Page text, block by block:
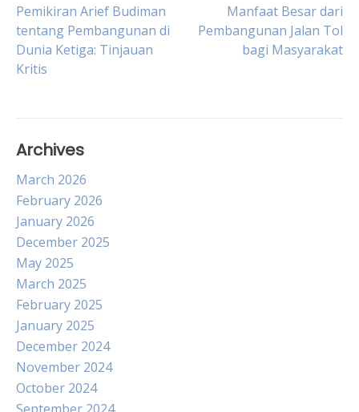
Post
navigation
Pemikiran Arief Budiman
tentang Pembangunan di
Dunia Ketiga: Tinjauan
Kritis
Manfaat Besar dari
Pembangunan Jalan Tol
bagi Masyarakat
Archives
March 2026
February 2026
January 2026
December 2025
May 2025
March 2025
February 2025
January 2025
December 2024
November 2024
October 2024